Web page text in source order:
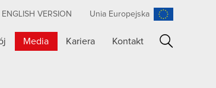
ENGLISH VERSION Unia Europejska
Media Kariera Kontakt